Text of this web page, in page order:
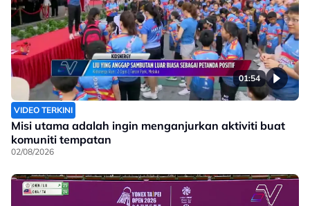
01:54
VIDEO TERKINI
Misi utama adalah ingin menganjurkan aktiviti buat
komuniti tempatan
02/08/2026